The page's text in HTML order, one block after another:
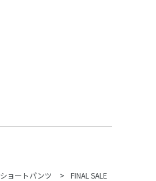
ショートパンツ FINAL SALE